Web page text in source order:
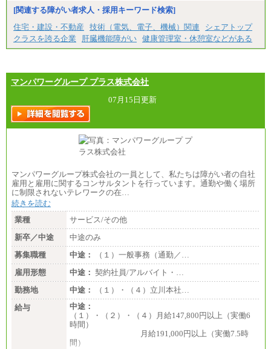
[関連する障がい者求人・採用キーワード検索]
住宅・建設・不動産
技術（電気、電子、機械）関連
シェアトップ
クラスを誇る企業
肝臓機能障がい 健康管理室・休憩室などがある
マンパワーグループ プラス株式会社
07月15日更新
マンパワーグループ株式会社の一員として、私たちは障がい者の自社
雇用と雇用に関するコンサルタントを行っています。通勤や働く場所
に制限されないテレワークの在…
続きを読む
業種
サービス/その他
新卒／中途
中途のみ
募集職種
中途：
（１）一般事務（通勤／…
雇用形態
中途： 契約社員/アルバイト・…
勤務地
中途：
（１）・（４）立川本社…
給与
中途：
（１）・（２）・（４）月給147,800円以上（実働6
時間）
月給191,000円以上（実働7.5時
間）